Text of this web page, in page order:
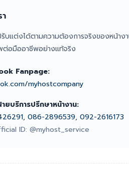
รับแต่งได้ตามความต้องการจริงของหน้าง
ต่อมืออาชีพอย่างแท้จริง
Fanpage:
myhostcompany
ยบริการปรึกษาหน้างาน:
, 086-2896539, 092-2616173
ID: @myhost_service